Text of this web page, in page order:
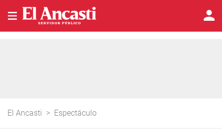
El Ancasti > Espectáculo